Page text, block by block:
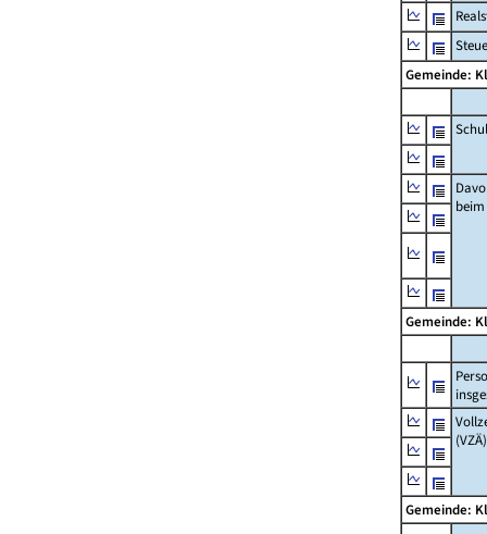
Gemeinde:
beim
Gemeinde:
(VZÄ)
Gemeinde: